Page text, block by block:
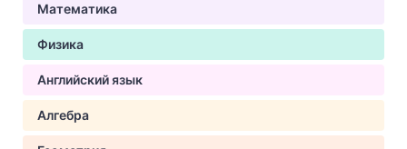
Математика
Физика
Английский язык
Алгебра